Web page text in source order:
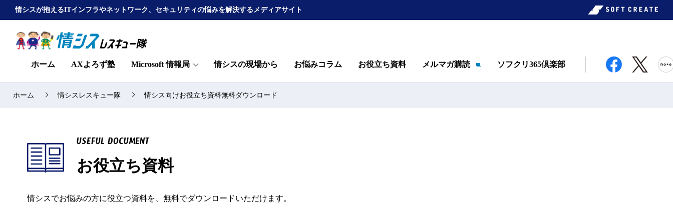
情シスが抱えるITインフラやネットワーク、セキュリティの悩みを解決するメディアサイト
ホーム AXよろず塾 Microsoft 情報局 情シスの現場から お悩みコラム お役立ち資料 メルマガ購読 ソフクリ365倶楽部
ホーム 情シスレスキュー隊 情シス向けお役立ち資料無料ダウンロード
USEFUL DOCUMENT
お役立ち資料
情シスでお悩みの方に役立つ資料を、無料でダウンロードいただけます。